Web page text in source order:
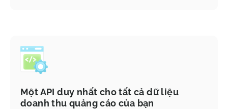
Một API duy nhất cho tất cả dữ liệu
doanh thu quảng cáo của bạn